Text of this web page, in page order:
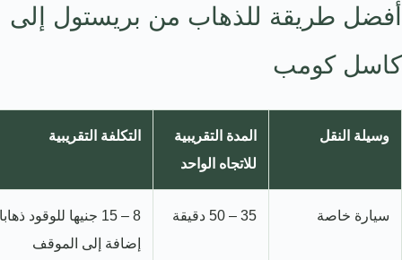
أفضل طريقة للذهاب من بريستول إلى
كاسل كومب
وسيلة النقل
المدة التقريبية
للاتجاه الواحد
التكلفة التقريبية
سيارة خاصة 35 – 50 دقيقة
8 – 15 جنيها للوقود
إضافة إلى الموقف